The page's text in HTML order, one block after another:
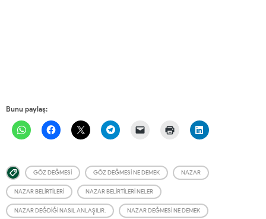
Bunu paylaş:
GÖZ DEĞMESI GÖZ DEĞMESI NE DEMEK NAZAR
NAZAR BELIRTILERI NAZAR BELIRTILERI NELER
NAZAR DEĞDIĞI NASIL ANLAŞILIR. NAZAR DEĞMESI NE DEMEK